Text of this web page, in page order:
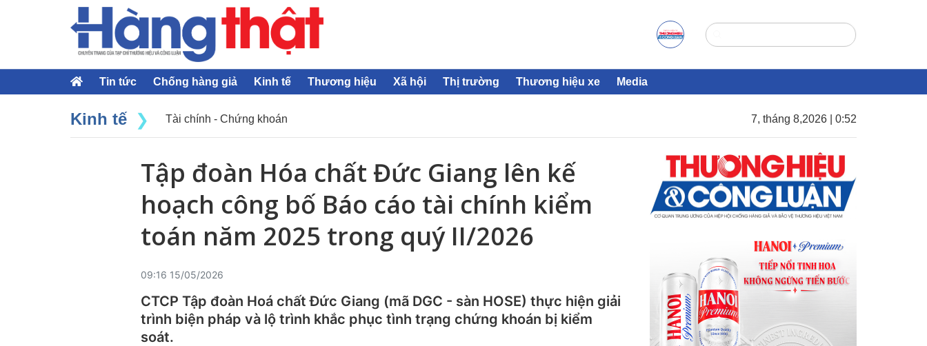
Tin tức Chống hàng giả Kinh tế Thương hiệu Xã hội Thị trường Thương hiệu xe Media
Kinh tế Tài chính - Chứng khoán 7, tháng 8,2026 | 0:52
Tập đoàn Hóa chất Đức Giang lên kế
hoạch công bố Báo cáo tài chính kiểm
toán năm 2025 trong quý II/2026
09:16 15/05/2026
CTCP Tập đoàn Hoá chất Đức Giang (mã DGC - sàn HOSE) thực hiện giải
trình biện pháp và lộ trình khắc phục tình trạng chứng khoán bị kiểm
soát.